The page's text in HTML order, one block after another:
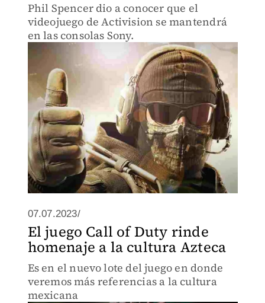
Phil Spencer dio a conocer que el
videojuego de Activision se mantendrá
en las consolas Sony.
07.07.2023/
El juego Call of Duty rinde
homenaje a la cultura Azteca
Es en el nuevo lote del juego en donde
veremos más referencias a la cultura
mexicana